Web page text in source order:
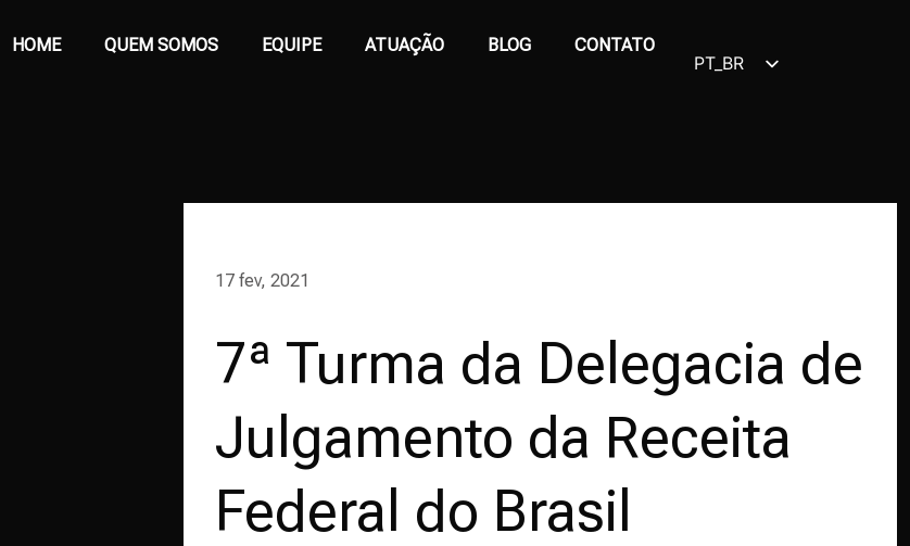
HOME QUEM SOMOS EQUIPE ATUAÇÃO BLOG CONTATO
PT_BR
17 fev, 2021
7ª Turma da Delegacia de
Julgamento da Receita
Federal do Brasil